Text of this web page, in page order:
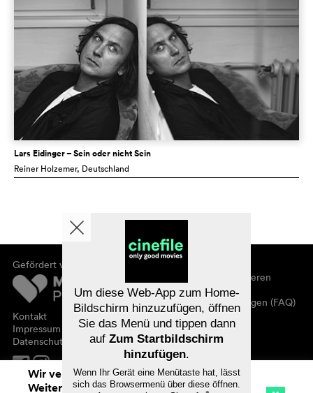
Lars Eidinger – Sein oder nicht Sein
Reiner Holzemer, Deutschland
Gefördert von
Kontakt
Impressum
Datenschutz
Registrieren/abonnieren
Newsletter
Häufig gestellte Fragen (FAQ)
Gutscheine
Wir verwenden Cookies. Mit dem
Weitersurfen auf cinefile.ch stimmen Sie
Um diese Web-App zum Home-
Bildschirm hinzuzufügen, öffnen
Sie das Menü und tippen dann
auf Zum Startbildschirm
hinzufügen.
Wenn Ihr Gerät eine Menütaste hat, lässt
sich das Browsermenü über diese öffnen.